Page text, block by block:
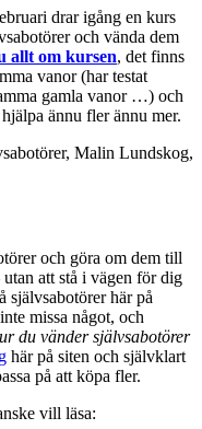
drar igång en kurs
och vända dem
allt om kursen, det finns
vanor (har testat
gamla vanor …) och
ännu fler ännu mer.
och göra om dem till
att stå i vägen för dig
självsabotörer här på
missa något, och
du vänder självsabotörer
här på siten och självklart
på att köpa fler.
vill läsa: